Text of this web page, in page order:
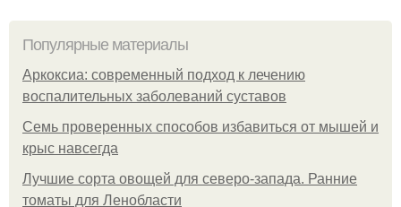
Популярные материалы
Аркоксиа: современный подход к лечению
воспалительных заболеваний суставов
Семь проверенных способов избавиться от мышей и
крыс навсегда
Лучшие сорта овощей для северо-запада. Ранние
томаты для Ленобласти